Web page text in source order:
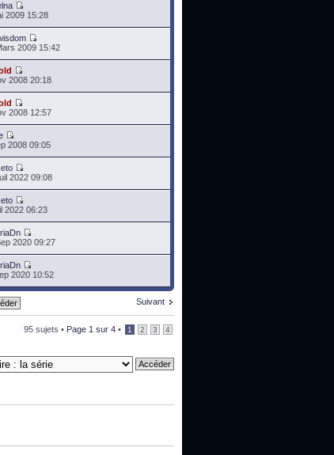
2009 15:28
2009 15:42
2008 20:18
2008 12:57
2008 09:05
2022 09:08
2022 06:23
2020 09:27
2020 10:52
Suivant
95 sujets • Page 1 sur 4 • 1 2 3 4